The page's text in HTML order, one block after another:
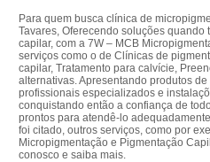
Para quem busca clínica de
Tavares, Oferecendo soluções quando
capilar, com a 7W – MCB
serviços como o de Clínicas de
capilar, Tratamento para calvície,
alternativas. Apresentando produtos
profissionais especializados e
conquistando então a confiança de
prontos para atendê-lo
foi citado, outros serviços, como por
Micropigmentação e Pigmentação
conosco e saiba mais.